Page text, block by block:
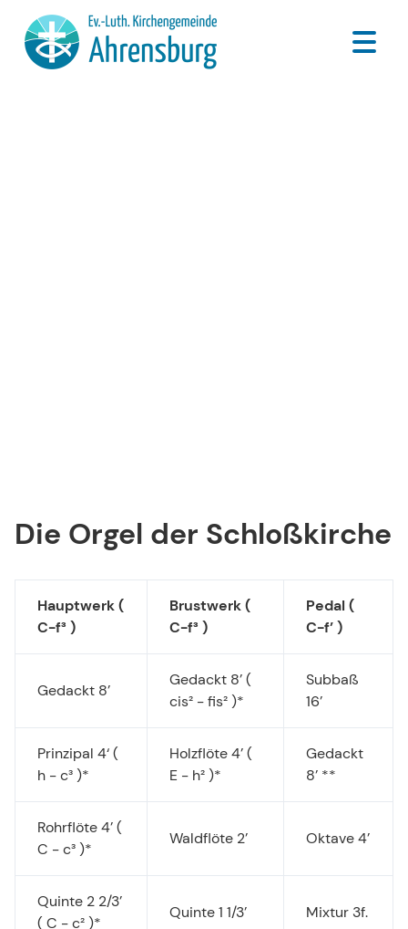
Die Orgel der Schloßkirche
Hauptwerk (
C-f³ )
Brustwerk (
C-f³ )
Pedal (
C-f’ )
Gedackt 8’
Gedackt 8’ (
cis² - fis² )*
Subbaß
16’
Prinzipal 4‘ (
h - c³ )*
Holzflöte 4’ (
E - h² )*
Gedackt
8’ **
Rohrflöte 4’ (
C - c³ )*
Waldflöte 2’ Oktave 4’
Quinte 2 2/3’
( C - c² )*
Quinte 1 1/3’ Mixtur 3f.